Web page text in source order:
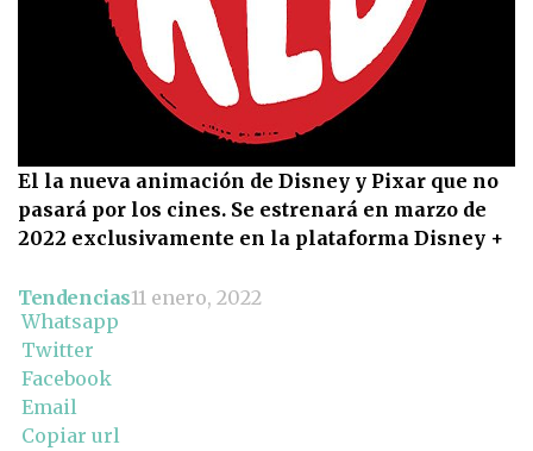
El la nueva animación de Disney y Pixar que no
pasará por los cines. Se estrenará en marzo de
2022 exclusivamente en la plataforma Disney +
Tendencias11 enero, 2022
Whatsapp
Twitter
Facebook
Email
Copiar url